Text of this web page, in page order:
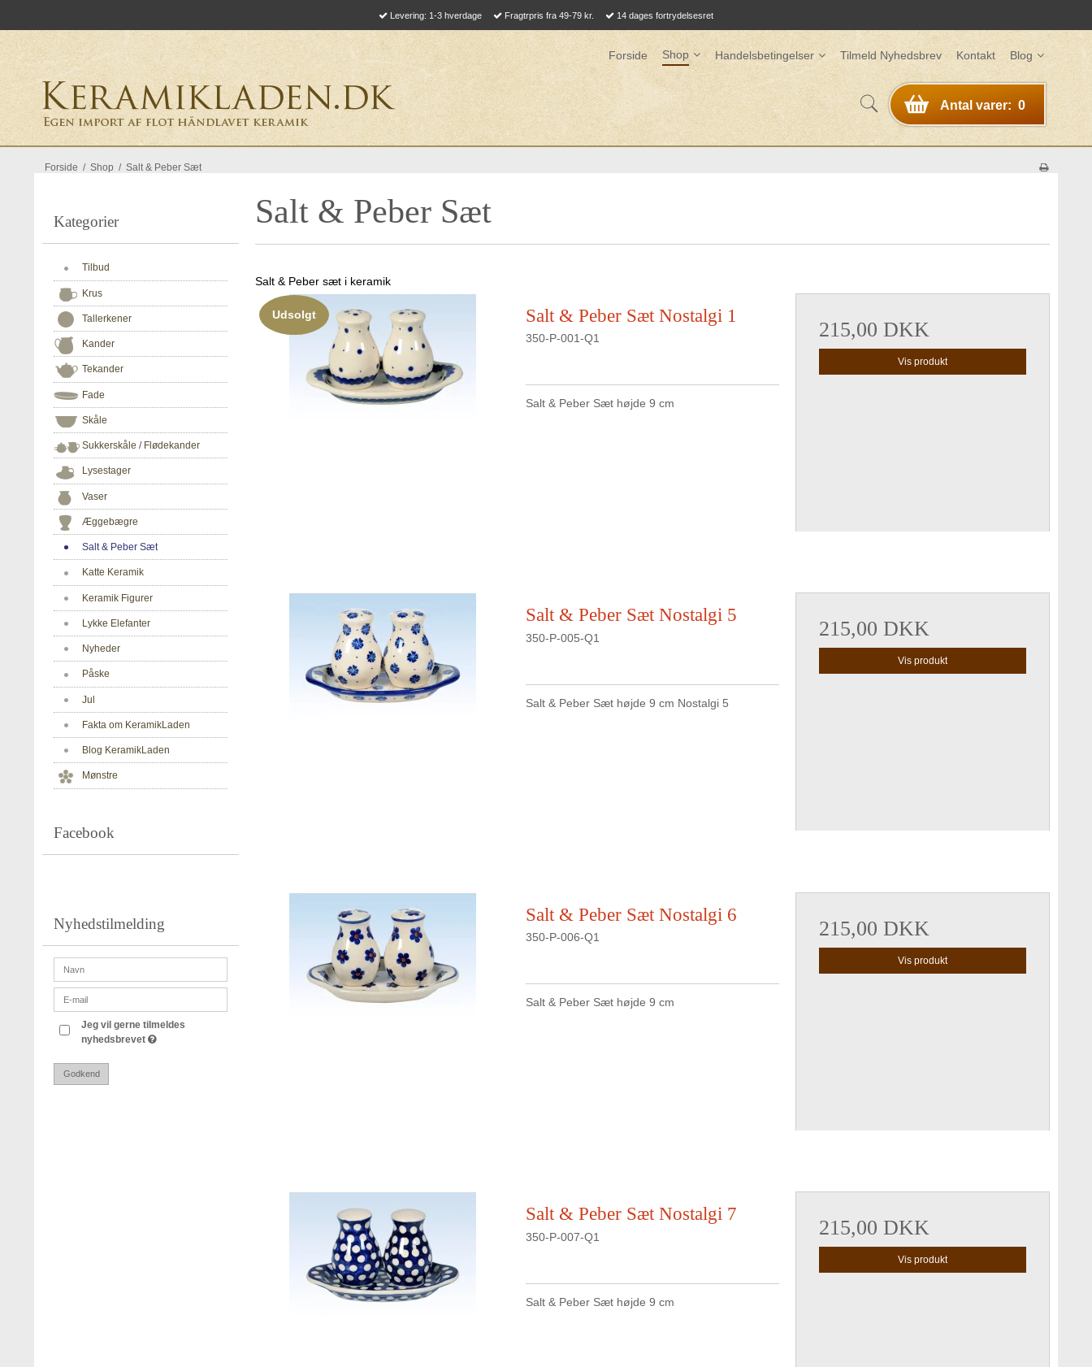
Levering: 1-3 hverdage Fragtrpris fra 49-79 kr. 14 dages fortrydelsesret
Forside Shop Handelsbetingelser Tilmeld Nyhedsbrev Kontakt Blog
Antal varer: 0
Forside / Shop / Salt & Peber Sæt
Kategorier
Tilbud
Krus
Tallerkener
Kander
Tekander
Fade
Skåle
Sukkerskåle / Flødekander
Lysestager
Vaser
Æggebægre
Salt & Peber Sæt
Katte Keramik
Keramik Figurer
Lykke Elefanter
Nyheder
Påske
Jul
Fakta om KeramikLaden
Blog KeramikLaden
Mønstre
Facebook
Nyhedstilmelding
Jeg vil gerne tilmeldes
nyhedsbrevet
Godkend
Salt & Peber Sæt
Salt & Peber sæt i keramik
Udsolgt Salt & Peber Sæt Nostalgi 1
350-P-001-Q1
Salt & Peber Sæt højde 9 cm
215,00 DKK
Vis produkt
Salt & Peber Sæt Nostalgi 5
350-P-005-Q1
Salt & Peber Sæt højde 9 cm Nostalgi 5
215,00 DKK
Vis produkt
Salt & Peber Sæt Nostalgi 6
350-P-006-Q1
Salt & Peber Sæt højde 9 cm
215,00 DKK
Vis produkt
Salt & Peber Sæt Nostalgi 7
350-P-007-Q1
Salt & Peber Sæt højde 9 cm
215,00 DKK
Vis produkt